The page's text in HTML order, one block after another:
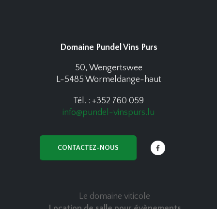
Domaine Pundel Vins Purs
50, Wengertswee
L-5485 Wormeldange-haut
Tél. : +352 760 059
info@pundel-vinspurs.lu
CONTACTEZ-NOUS
Le domaine viticole